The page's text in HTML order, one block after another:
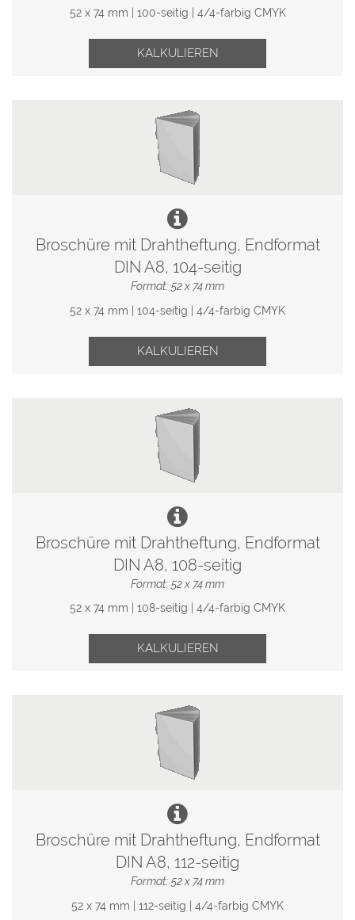
52 x 74 mm | 100-seitig | 4/4-farbig CMYK
KALKULIEREN
Broschüre mit Drahtheftung, Endformat
DIN A8, 104-seitig
Format: 52 x 74 mm
52 x 74 mm | 104-seitig | 4/4-farbig CMYK
KALKULIEREN
Broschüre mit Drahtheftung, Endformat
DIN A8, 108-seitig
Format: 52 x 74 mm
52 x 74 mm | 108-seitig | 4/4-farbig CMYK
KALKULIEREN
Broschüre mit Drahtheftung, Endformat
DIN A8, 112-seitig
Format: 52 x 74 mm
52 x 74 mm | 112-seitig | 4/4-farbig CMYK